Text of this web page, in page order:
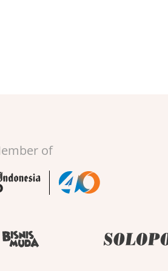
of